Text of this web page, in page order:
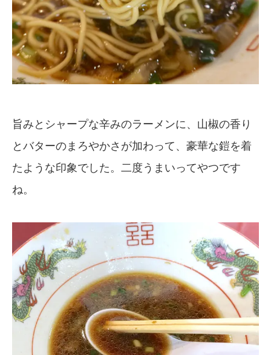
旨みとシャープな辛みのラーメンに、山椒の香り
とバターのまろやかさが加わって、豪華な鎧を着
たような印象でした。二度うまいってやつです
ね。